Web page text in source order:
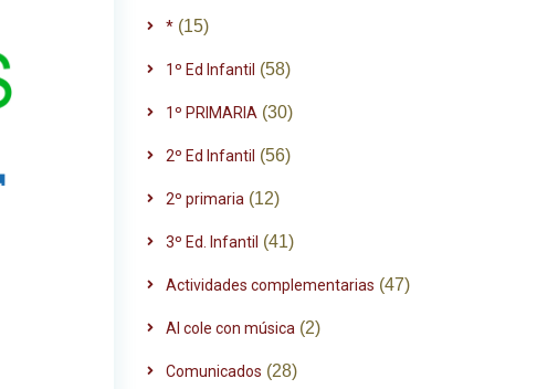
* (15)
1º Ed Infantil (58)
1º PRIMARIA (30)
2º Ed Infantil (56)
2º primaria (12)
3º Ed. Infantil (41)
Actividades complementarias (47)
Al cole con música (2)
Comunicados (28)